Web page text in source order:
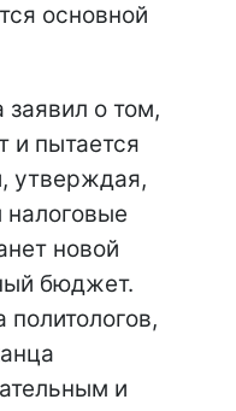
основной
о том,
и пытается
утверждая,
налоговые
новой
бюджет.
и